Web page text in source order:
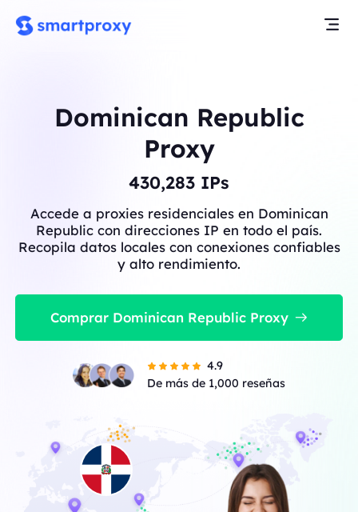
Dominican Republic
Proxy
430,283 IPs
Accede a proxies residenciales en Dominican
Republic con direcciones IP en todo el país.
Recopila datos locales con conexiones confiables
y alto rendimiento.
Comprar Dominican Republic Proxy
4.9
De más de 1,000 reseñas